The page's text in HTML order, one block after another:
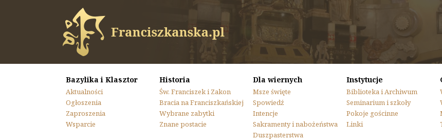
Bazylika i Klasztor
Aktualności
Ogłoszenia
Zaproszenia
Wsparcie
Historia
Św. Franciszek i Zakon
Bracia na Franciszkańskiej
Wybrane zabytki
Znane postacie
Dla wiernych
Msze święte
Spowiedź
Intencje
Sakramenty i nabożeństwa
Duszpasterstwa
Instytucje
Biblioteka i Archiwum
Seminarium i szkoły
Pokoje gościnne
Linki